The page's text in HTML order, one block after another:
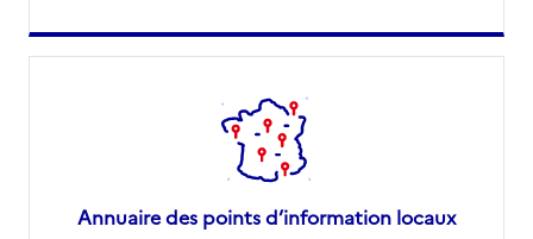
Annuaire des points d’information locaux